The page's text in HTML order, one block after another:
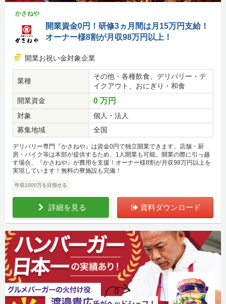
かさねや
開業資金0円！研修3ヵ月間は月15万円支給！
オーナー様8割が月収98万円以上！
開業お祝い金対象企業
業種
その他・各種飲食、デリバリー・テ
イクアウト、おにぎり・和食
開業資金
0 万円
対象
個人・法人
募集地域
全国
デリバリー専門『かさねや』は資金0円で独立開業できます。店舗・厨
房・バイク等は本部が提供するため、1人開業も可能。開業の際に引っ越
す場合、『かさねや』が費用を支援！オーナー様8割が月収98万円以上を
実現しています！無料の寮施設も完備！
年収1000万を目指せる
詳細を見る 資料ダウンロード